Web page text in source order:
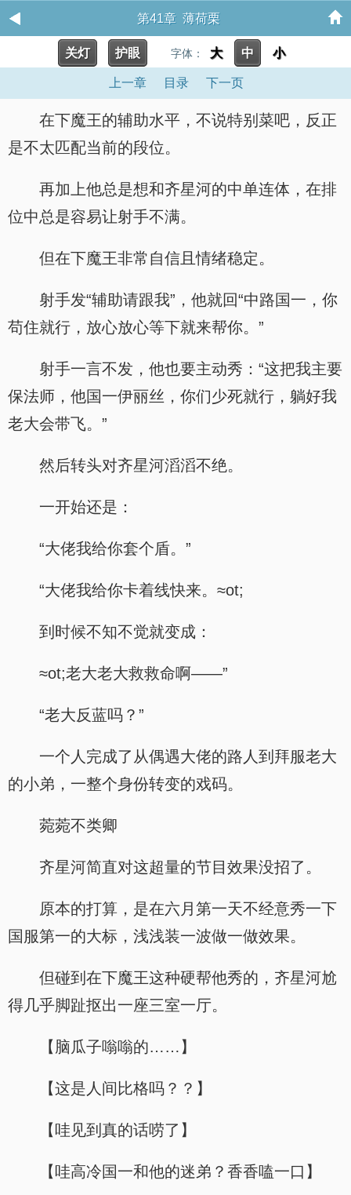
第41章 薄荷栗
关灯 护眼 字体： 大 中 小
上一章 目录 下一页
在下魔王的辅助水平，不说特别菜吧，反正
是不太匹配当前的段位。
再加上他总是想和齐星河的中单连体，在排
位中总是容易让射手不满。
但在下魔王非常自信且情绪稳定。
射手发“辅助请跟我”，他就回“中路国一，你
苟住就行，放心放心等下就来帮你。”
射手一言不发，他也要主动秀：“这把我主要
保法师，他国一伊丽丝，你们少死就行，躺好我
老大会带飞。”
然后转头对齐星河滔滔不绝。
一开始还是：
“大佬我给你套个盾。”
“大佬我给你卡着线快来。≈ot;
到时候不知不觉就变成：
≈ot;老大老大救救命啊——”
“老大反蓝吗？”
一个人完成了从偶遇大佬的路人到拜服老大
的小弟，一整个身份转变的戏码。
菀菀不类卿
齐星河简直对这超量的节目效果没招了。
原本的打算，是在六月第一天不经意秀一下
国服第一的大标，浅浅装一波做一做效果。
但碰到在下魔王这种硬帮他秀的，齐星河尬
得几乎脚趾抠出一座三室一厅。
【脑瓜子嗡嗡的……】
【这是人间比格吗？？】
【哇见到真的话唠了】
【哇高冷国一和他的迷弟？香香嗑一口】